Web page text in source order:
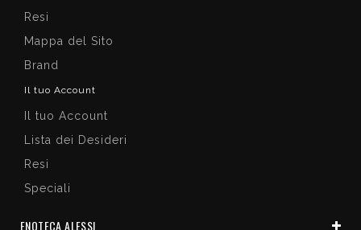
Resi
Mappa del Sito
Brand
Il tuo Account
Il tuo Account
Lista dei Desideri
Resi
Speciali
ENOTECA ALESSI